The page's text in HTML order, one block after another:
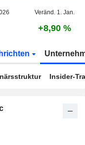
Veränd. 1. Jan.
+8,90 %
Insider-